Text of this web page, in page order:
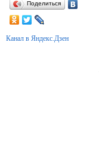
Поделиться
Канал в Яндекс.Дзен